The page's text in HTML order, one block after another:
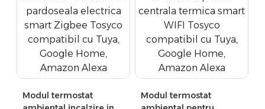
Modul termostat
Modul termostat